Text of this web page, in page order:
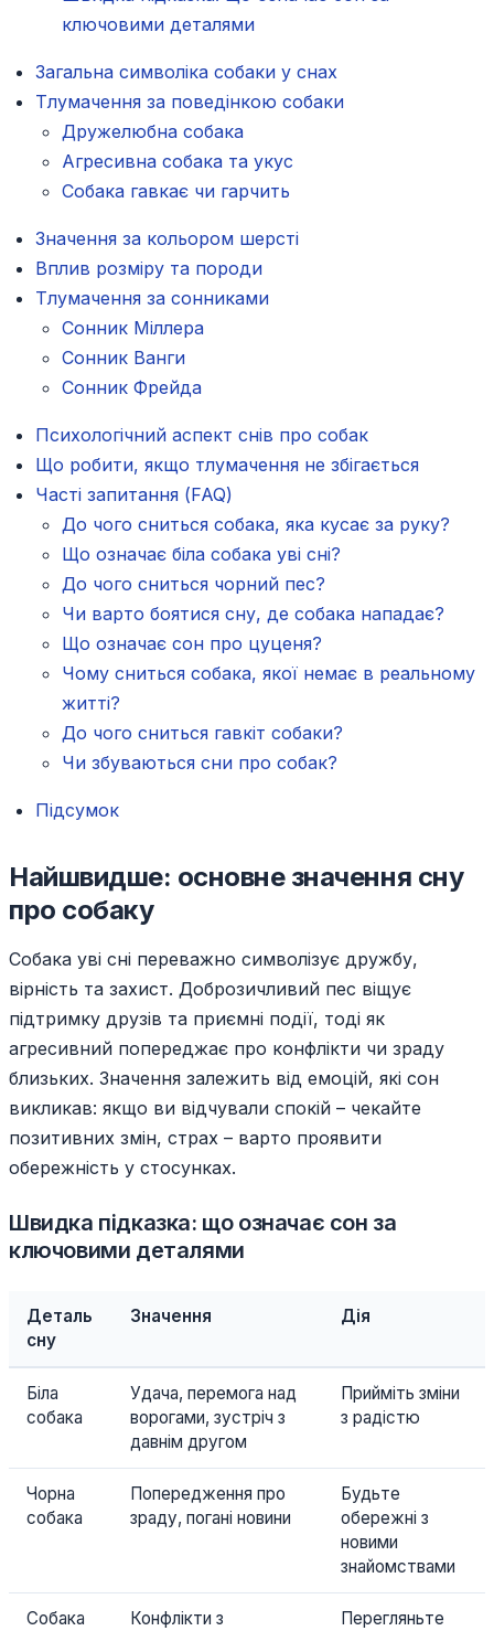
ключовими деталями
Загальна символіка собаки у снах
Тлумачення за поведінкою собаки
Дружелюбна собака
Агресивна собака та укус
Собака гавкає чи гарчить
Значення за кольором шерсті
Вплив розміру та породи
Тлумачення за сонниками
Сонник Міллера
Сонник Ванги
Сонник Фрейда
Психологічний аспект снів про собак
Що робити, якщо тлумачення не збігається
Часті запитання (FAQ)
До чого сниться собака, яка кусає за руку?
Що означає біла собака уві сні?
До чого сниться чорний пес?
Чи варто боятися сну, де собака нападає?
Що означає сон про цуценя?
Чому сниться собака, якої немає в реальному
житті?
До чого сниться гавкіт собаки?
Чи збуваються сни про собак?
Підсумок
Найшвидше: основне значення сну
про собаку
Собака уві сні переважно символізує дружбу,
вірність та захист. Доброзичливий пес віщує
підтримку друзів та приємні події, тоді як
агресивний попереджає про конфлікти чи зраду
близьких. Значення залежить від емоцій, які сон
викликав: якщо ви відчували спокій – чекайте
позитивних змін, страх – варто проявити
обережність у стосунках.
Швидка підказка: що означає сон за
ключовими деталями
Деталь
сну
Значення Дія
Біла
собака
Удача, перемога над
ворогами, зустріч з
давнім другом
Прийміть зміни
з радістю
Чорна
собака
Попередження про
зраду, погані новини
Будьте
обережні з
новими
знайомствами
Собака
Конфлікти з
Перегляньте